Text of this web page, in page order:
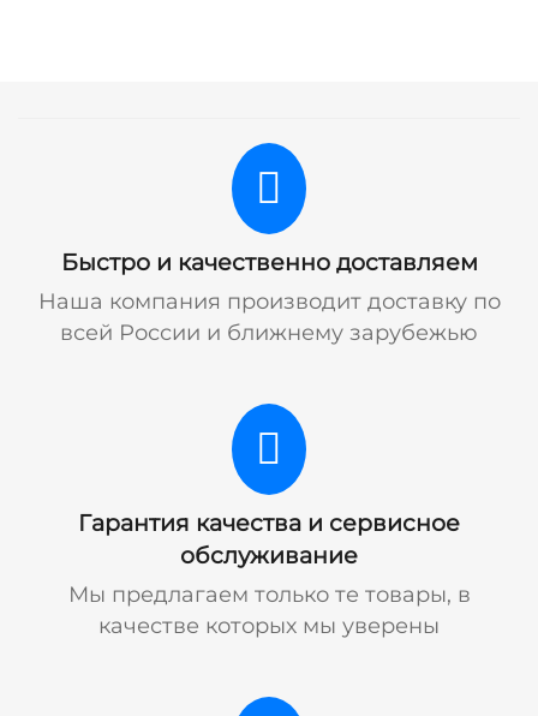
Быстро и качественно доставляем
Наша компания производит доставку по
всей России и ближнему зарубежью
Гарантия качества и сервисное
обслуживание
Мы предлагаем только те товары, в
качестве которых мы уверены